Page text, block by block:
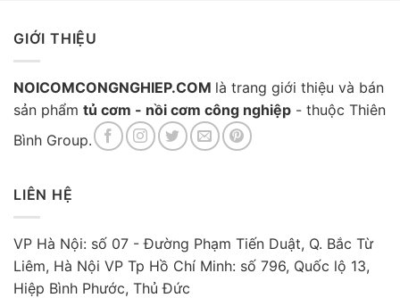
GIỚI THIỆU
NOICOMCONGNGHIEP.COM là trang giới thiệu và bán
sản phẩm tủ cơm - nồi cơm công nghiệp - thuộc Thiên
Bình Group.
LIÊN HỆ
VP Hà Nội: số 07 - Đường Phạm Tiến Duật, Q. Bắc Từ
Liêm, Hà Nội VP Tp Hồ Chí Minh: số 796, Quốc lộ 13,
Hiệp Bình Phước, Thủ Đức